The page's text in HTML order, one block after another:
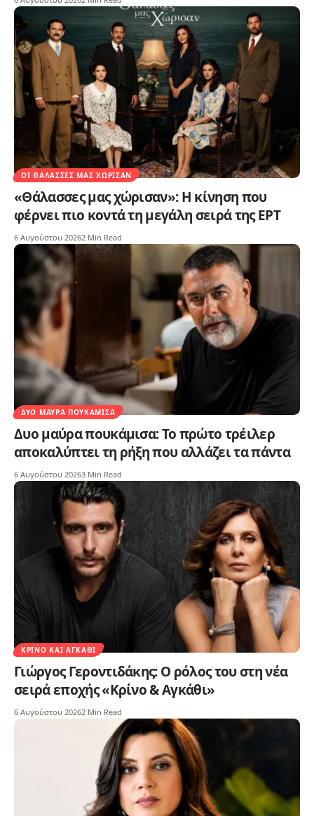
ΟΙ ΘΆΛΑΣΣΕΣ ΜΑΣ ΧΏΡΙΣΑΝ
«Θάλασσες μας χώρισαν»: Η κίνηση που
φέρνει πιο κοντά τη μεγάλη σειρά της ΕΡΤ
6 Αυγούστου 20262 Min Read
ΔΥΟ ΜΑΎΡΑ ΠΟΥΚΆΜΙΣΑ
Δυο μαύρα πουκάμισα: Το πρώτο τρέιλερ
αποκαλύπτει τη ρήξη που αλλάζει τα πάντα
6 Αυγούστου 20263 Min Read
ΚΡΊΝΟ ΚΑΙ ΑΓΚΆΘΙ
Γιώργος Γεροντιδάκης: Ο ρόλος του στη νέα
σειρά εποχής «Κρίνο & Αγκάθι»
6 Αυγούστου 20262 Min Read